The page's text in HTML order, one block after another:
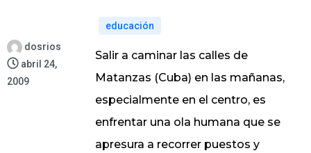
dosrios
abril 24,
2009
educación
Salir a caminar las calles de
Matanzas (Cuba) en las mañanas,
especialmente en el centro, es
enfrentar una ola humana que se
apresura a recorrer puestos y